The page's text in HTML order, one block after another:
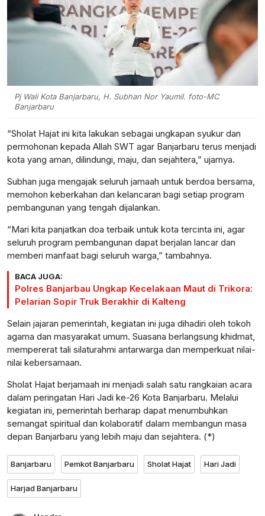
Pj Wali Kota Banjarbaru, H. Subhan Nor Yaumil. foto-MC
Banjarbaru
“Sholat Hajat ini kita lakukan sebagai ungkapan syukur dan
permohonan kepada Allah SWT agar Banjarbaru terus menjadi
kota yang aman, dilindungi, maju, dan sejahtera,” ujarnya.
Subhan juga mengajak seluruh jamaah untuk berdoa bersama,
memohon keberkahan dan kelancaran bagi setiap program
pembangunan yang tengah dijalankan.
“Mari kita panjatkan doa terbaik untuk kota tercinta ini, agar
seluruh program pembangunan dapat berjalan lancar dan
memberi manfaat bagi seluruh warga,” tambahnya.
BACA JUGA:
Polres Banjarbau Ungkap Kecelakaan Maut di Trikora:
Pelarian Sopir Truk Berakhir di Kalteng
Selain jajaran pemerintah, kegiatan ini juga dihadiri oleh tokoh
agama dan masyarakat umum. Suasana berlangsung khidmat,
mempererat tali silaturahmi antarwarga dan memperkuat nilai-
nilai kebersamaan.
Sholat Hajat berjamaah ini menjadi salah satu rangkaian acara
dalam peringatan Hari Jadi ke-26 Kota Banjarbaru. Melalui
kegiatan ini, pemerintah berharap dapat menumbuhkan
semangat spiritual dan kolaboratif dalam membangun masa
depan Banjarbaru yang lebih maju dan sejahtera. (*)
Banjarbaru Pemkot Banjarbaru Sholat Hajat Hari Jadi
Harjad Banjarbaru